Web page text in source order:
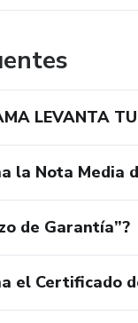
LEVANTA
la Nota Media
de Garantía”?
el Certificado